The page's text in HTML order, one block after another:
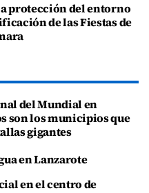
protección del entorno
de las Fiestas de
del Mundial en
son los municipios que
gigantes
en Lanzarote
en el centro de